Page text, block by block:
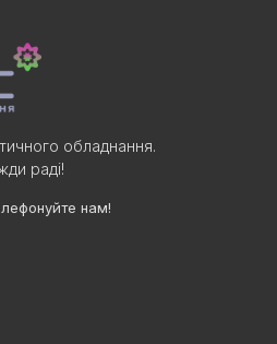
обладнання.
раді!
нам!